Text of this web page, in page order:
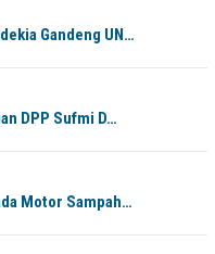
Gandeng UN…
DPP Sufmi D…
Motor Sampah…